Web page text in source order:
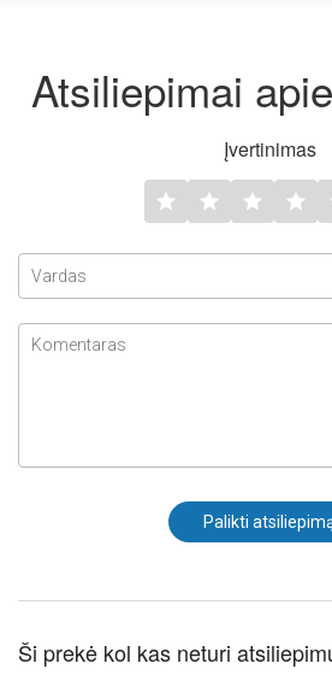
Atsiliepimai
Įvertinimas
Ši prekė kol kas neturi